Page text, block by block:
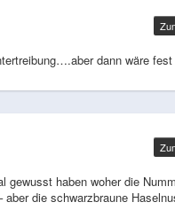
dann wäre
gewusst haben woher die
die schwarzbraune